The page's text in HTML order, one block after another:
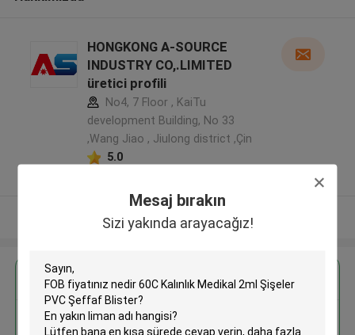
Mesaj bırakın
Sizi yakında arayacağız!
HONGKONG A-SOURCE
INDUSTRY CO,.LIMITED
üretici profili
No4, 7 Floor , KaiTu
development Building, No 33
,Wang Jiao , Jiulong district ,Çin
5.0
Daha fazla göster
En İyi Fiyatı Alın
60C Kalınlık Medikal 2ml Şişeler